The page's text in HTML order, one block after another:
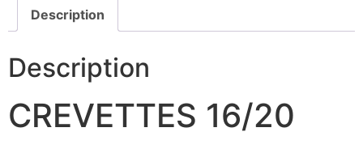
Description
Description
CREVETTES 16/20